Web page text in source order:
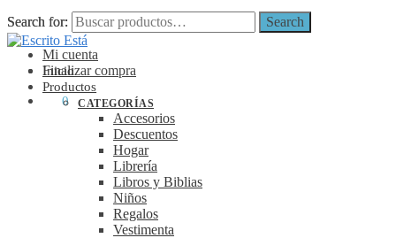
Search for: Search
Mi cuenta
Finalizar compra
0
Search for: Search
Inicio
Productos
CATEGORÍAS
Accesorios
Descuentos
Hogar
Librería
Libros y Biblias
Niños
Regalos
Vestimenta